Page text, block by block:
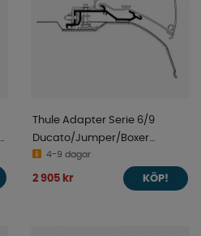
Thule Adapter Serie 6/9
Ducato/Jumper/Boxer
H2L3/L4 2007-
4-9 dagar
2 905 kr KÖP!